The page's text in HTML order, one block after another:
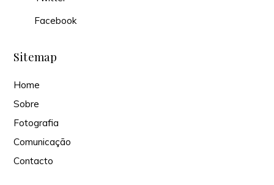
Facebook
Sitemap
Home
Sobre
Fotografia
Comunicação
Contacto